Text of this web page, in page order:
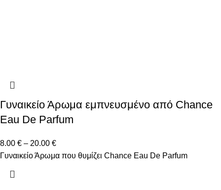
Γυναικείο Άρωμα εμπνευσμένο από Chance
Eau De Parfum
8.00 € – 20.00 €
Γυναικείο Άρωμα που θυμίζει Chance Eau De Parfum